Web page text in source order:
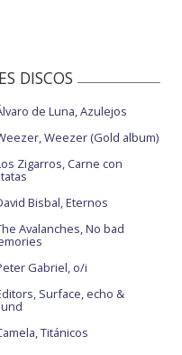
DISCOS
de Luna, Azulejos
Weezer (Gold album)
Zigarros, Carne con
Bisbal, Eternos
Avalanches, No bad
Gabriel, o/i
Surface, echo &
Titánicos